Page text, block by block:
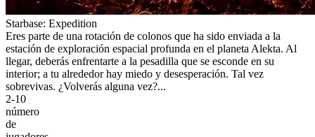
Starbase: Expedition
Eres parte de una rotación de colonos que ha sido enviada a la
estación de exploración espacial profunda en el planeta Alekta. Al
llegar, deberás enfrentarte a la pesadilla que se esconde en su
interior; a tu alrededor hay miedo y desesperación. Tal vez
sobrevivas. ¿Volverás alguna vez?...
2-10
número
de